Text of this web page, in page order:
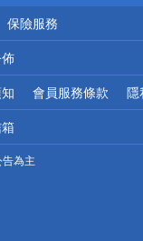
保險服務
會員服務條款 隱
為主